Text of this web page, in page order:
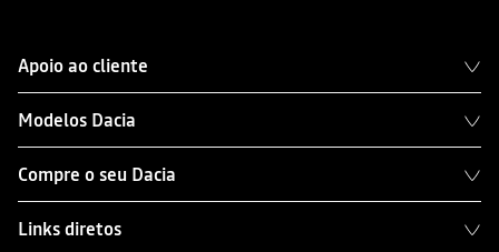
Apoio ao cliente
Modelos Dacia
Compre o seu Dacia
Links diretos